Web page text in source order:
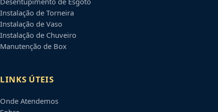
Instalação de Torneira
Instalação de Vaso
Instalação de Chuveiro
Manutenção de Box
LINKS ÚTEIS
Onde Atendemos